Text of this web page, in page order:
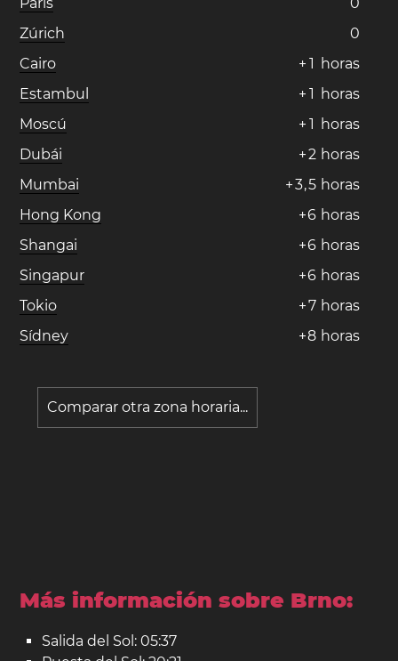
Zúrich
0
Cairo
+ 1 horas
Estambul
+ 1 horas
Moscú
+ 1 horas
Dubái
+2 horas
Mumbai
+3,5 horas
Hong Kong
+6 horas
Shangai
+6 horas
Singapur
+6 horas
Tokio
+7 horas
Sídney
+8 horas
Comparar otra zona horaria...
Más información sobre Brno:
Salida del Sol: 05:37